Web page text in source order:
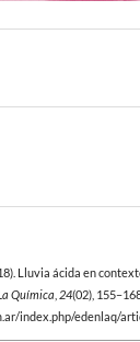
Lluvia ácida en
Química,24(02),
index.php/edenlaq/